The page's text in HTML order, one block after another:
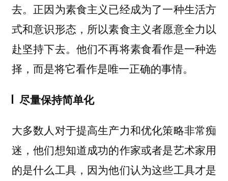
去。正因为素食主义已经成为了一种生活方
式和意识形态，所以素食主义者愿意全力以
赴坚持下去。他们不再将素食看作是一种选
择，而是将它看作是唯一正确的事情。
尽量保持简单化
大多数人对于提高生产力和优化策略非常痴
迷，他们想知道成功的作家或者是艺术家用
的是什么工具，因为他们认为这些工具才是